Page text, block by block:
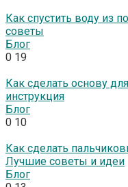
Как спустить воду из
советы
Блог
0 19
Как сделать основу
инструкция
Блог
0 10
Как сделать
Лучшие советы и идеи
Блог